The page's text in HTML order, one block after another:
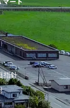
指針